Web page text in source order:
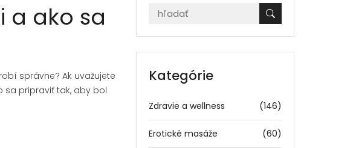
a ako sa
správne? Ak uvažujete
sa pripraviť tak, aby bol
Kategórie
Zdravie a wellness (146)
Erotické masáže (60)